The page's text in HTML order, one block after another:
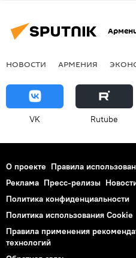
НОВОСТИ АРМЕНИЯ
VK Rutube
О проекте Правила
Реклама Пресс-релизы
Политика конфиденциальности
Политика использования Cookie
Правила применения
технологий